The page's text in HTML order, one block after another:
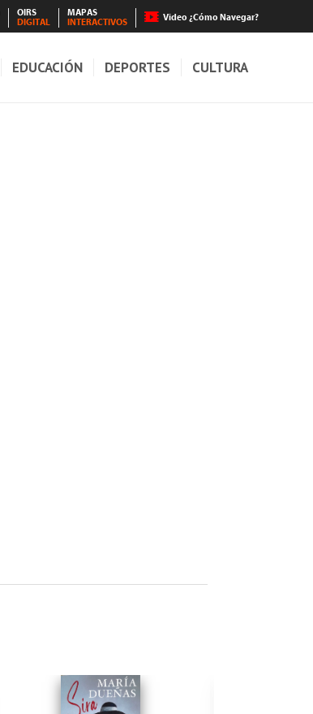
OIRS
DIGITAL
MAPAS
INTERACTIVOS
Video ¿Cómo Navegar?
EDUCACIÓN DEPORTES CULTURA